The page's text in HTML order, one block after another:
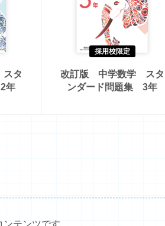
タ
年
採用校限定
改訂版 中学数学 スタ
ンダード問題集 3年
テンツです。